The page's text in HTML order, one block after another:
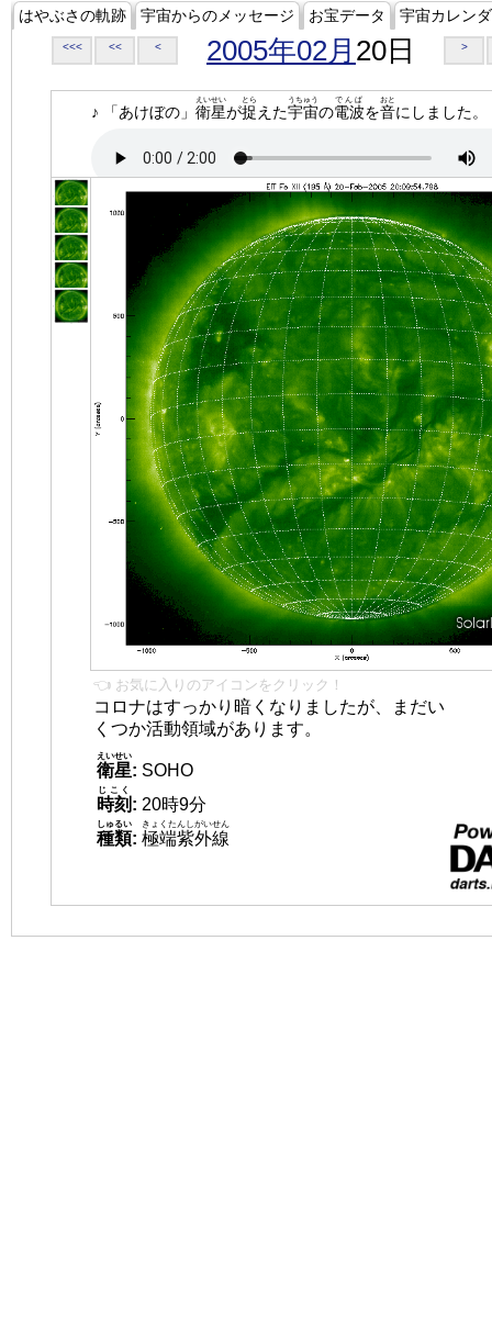
はやぶさの軌跡 宇宙からのメッセージ お宝データ 宇宙カレン
<<< << < 2005年02月 20日 >
♪ 「あけぼの」 衛星
えいせい
が捉
とら
えた宇宙
うちゅう
の電波
でんぱ
を音
おと
にしました。
👈 お気に入りのアイコンをクリック！
コロナはすっかり暗くなりましたが、まだい
くつか活動領域があります。
衛星
えいせい
: SOHO
時刻
じこく
: 20時9分
種類
しゅるい
: 極端紫外線
きょくたんしがいせん